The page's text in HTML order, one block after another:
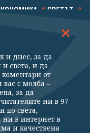
СВЕТЪТ
КАЛЕЙДОСКОП
поверителност
За Клуб Z
и днес, за да
света, и да
от
с молба –
за да
ни в 97
по света,
ни в интернет в
и качествена